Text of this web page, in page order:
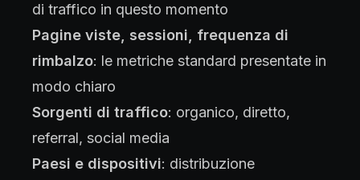
di traffico in questo momento
Pagine viste, sessioni, frequenza di
rimbalzo: le metriche standard presentate in
modo chiaro
Sorgenti di traffico: organico, diretto,
referral, social media
Paesi e dispositivi: distribuzione